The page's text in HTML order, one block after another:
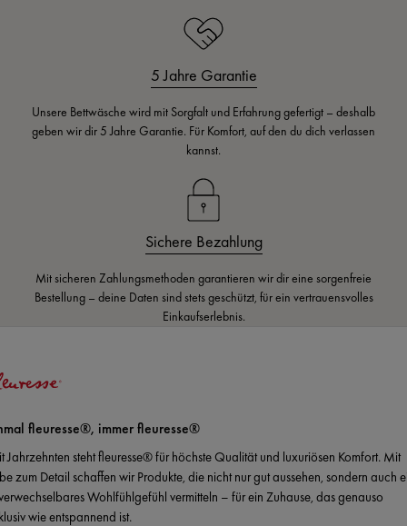
5 Jahre Garantie
Unsere Bettwäsche wird mit Sorgfalt und Erfahrung gefertigt – deshalb
geben wir dir 5 Jahre Garantie. Für Komfort, auf den du dich verlassen
kannst.
Sichere Bezahlung
Mit sicheren Zahlungsmethoden garantieren wir dir eine sorgenfreie
Bestellung – deine Daten sind stets geschützt, für ein vertrauensvolles
Einkaufserlebnis.
fleuresse®, immer fleuresse®
Jahrzehnten steht fleuresse® für höchste Qualität und luxuriösen Komfort. Mit
zum Detail schaffen wir Produkte, die nicht nur gut aussehen, sondern auch
Wohlfühlgefühl vermitteln – für ein Zuhause, das genauso
wie entspannend ist.